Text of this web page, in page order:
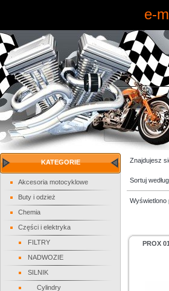
e-
KATEGORIE
Akcesoria motocyklowe
Buty i odzież
Chemia
Części i elektryka
FILTRY
NADWOZIE
SILNIK
Cylindry
Znajdujesz
Sortuj
Wyświetlono
PROX